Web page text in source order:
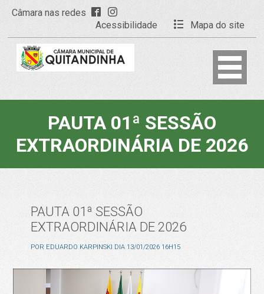
Câmara nas redes
Acessibilidade
Mapa do site
PAUTA 01ª SESSÃO
EXTRAORDINÁRIA DE 2026
PAUTA 01ª SESSÃO
EXTRAORDINÁRIA DE 2026
POR EDUARDO KARPINSKI DIA 13/01/2026 16H15